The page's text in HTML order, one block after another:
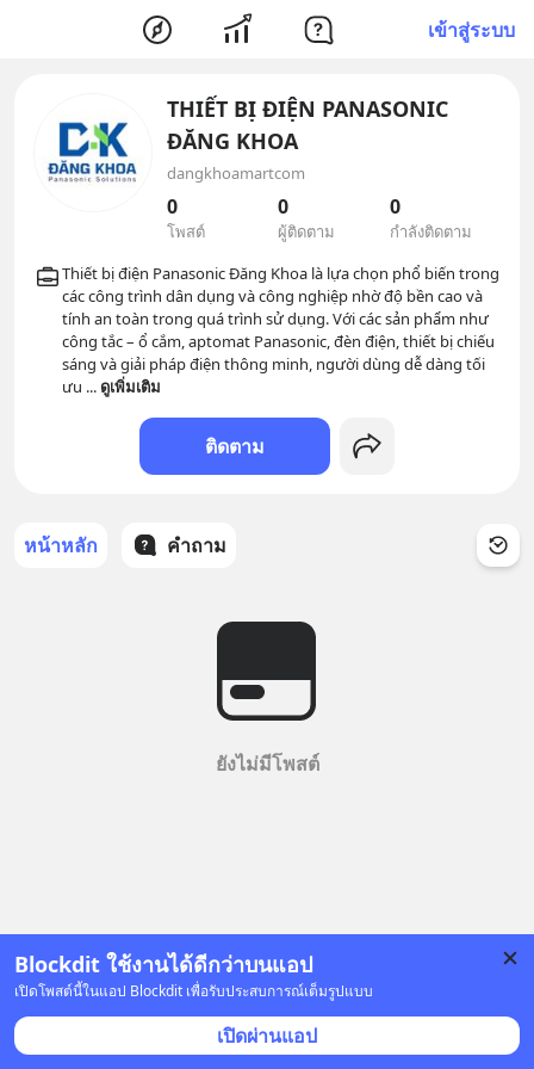
เข้าสู่ระบบ
Blockdit ใช้งานได้ดีกว่าบนแอป
เปิดโพสต์นี้ในแอป Blockdit เพื่อรับประสบการณ์เต็มรูปแบบ
เปิดผ่านแอป
THIẾT BỊ ĐIỆN PANASONIC
ĐĂNG KHOA
dangkhoamartcom
0
โพสต์
0
ผู้ติดตาม
0
กำลังติดตาม
Thiết bị điện Panasonic Đăng Khoa là lựa chọn phổ biến trong
các công trình dân dụng và công nghiệp nhờ độ bền cao và
tính an toàn trong quá trình sử dụng. Với các sản phẩm như
công tắc – ổ cắm, aptomat Panasonic, đèn điện, thiết bị chiếu
sáng và giải pháp điện thông minh, người dùng dễ dàng tối
ưu ... ดูเพิ่มเติม
ติดตาม
หน้าหลัก คำถาม
ยังไม่มีโพสต์